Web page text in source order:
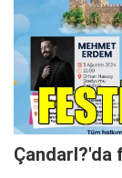
Çandarl?'da